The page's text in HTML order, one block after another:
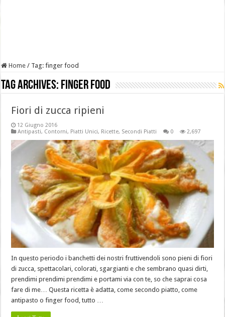
Home / Tag:finger food
Tag Archives: finger food
Fiori di zucca ripieni
12 Giugno 2016
Antipasti, Contorni, Piatti Unici, Ricette, Secondi Piatti 0 2,697
In questo periodo i banchetti dei nostri fruttivendoli sono pieni di fiori
di zucca, spettacolari, colorati, sgargianti e che sembrano quasi dirti,
prendimi prendimi prendimi e portami via con te, so che saprai cosa
fare di me… Questa ricetta è adatta, come secondo piatto, come
antipasto o finger food, tutto …